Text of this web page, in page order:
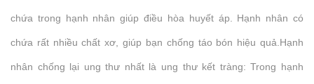
chứa trong hạnh nhân giúp điều hòa huyết áp. Hạnh nhân có
chứa rất nhiều chất xơ, giúp bạn chống táo bón hiệu quả.Hạnh
nhân chống lại ung thư nhất là ung thư kết tràng: Trong hạnh